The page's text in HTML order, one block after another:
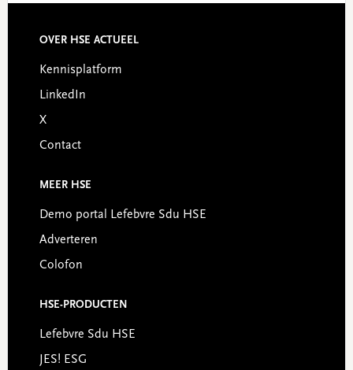
Footer
OVER HSE ACTUEEL
Kennisplatform
LinkedIn
X
Contact
MEER HSE
Demo portal Lefebvre Sdu HSE
Adverteren
Colofon
HSE-PRODUCTEN
Lefebvre Sdu HSE
JES! ESG